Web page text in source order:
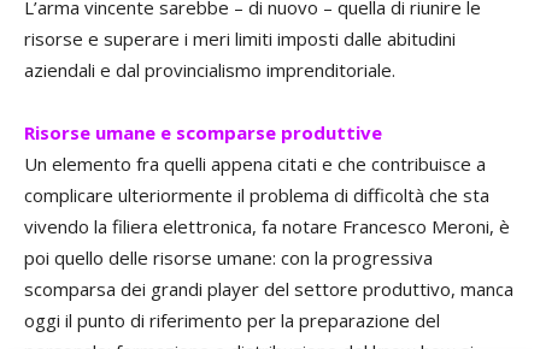
L’arma vincente sarebbe – di nuovo – quella di riunire le
risorse e superare i meri limiti imposti dalle abitudini
aziendali e dal provincialismo imprenditoriale.
Risorse umane e scomparse produttive
Un elemento fra quelli appena citati e che contribuisce a
complicare ulteriormente il problema di difficoltà che sta
vivendo la filiera elettronica, fa notare Francesco Meroni, è
poi quello delle risorse umane: con la progressiva
scomparsa dei grandi player del settore produttivo, manca
oggi il punto di riferimento per la preparazione del